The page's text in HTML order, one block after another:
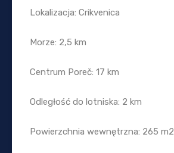
Lokalizacja: Crikvenica
Morze: 2,5 km
Centrum Poreč: 17 km
Odległość do lotniska: 2 km
Powierzchnia wewnętrzna: 265 m2